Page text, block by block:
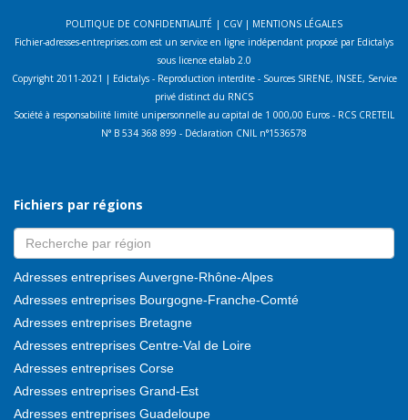
POLITIQUE DE CONFIDENTIALITÉ | CGV | MENTIONS LÉGALES
Fichier-adresses-entreprises.com est un service en ligne indépendant proposé par Edictalys
sous licence etalab 2.0
Copyright 2011-2021 | Edictalys - Reproduction interdite - Sources SIRENE, INSEE, Service
privé distinct du RNCS
Société à responsabilité limité unipersonnelle au capital de 1 000,00 Euros - RCS CRETEIL
N° B 534 368 899 - Déclaration CNIL n°1536578
Fichiers par régions
Adresses entreprises Auvergne-Rhône-Alpes
Adresses entreprises Bourgogne-Franche-Comté
Adresses entreprises Bretagne
Adresses entreprises Centre-Val de Loire
Adresses entreprises Corse
Adresses entreprises Grand-Est
Adresses entreprises Guadeloupe